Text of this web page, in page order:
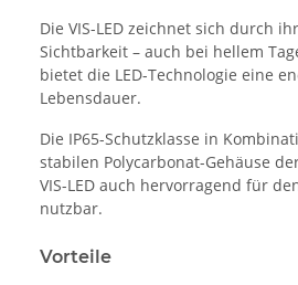
Die VIS-LED zeichnet sich durch
Sichtbarkeit – auch bei hellem
bietet die LED-Technologie eine
Lebensdauer.
Die IP65-Schutzklasse in
stabilen Polycarbonat-Gehäuse
VIS-LED auch hervorragend für
nutzbar.
Vorteile